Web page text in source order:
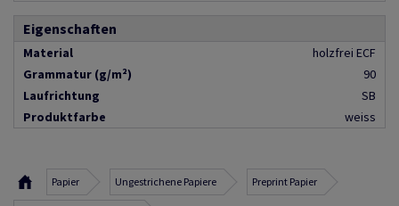
Eigenschaften
Material
holzfrei ECF
Grammatur (g/m²)
90
Laufrichtung
SB
Produktfarbe
weiss
Papier Ungestrichene Papiere Preprint Papier